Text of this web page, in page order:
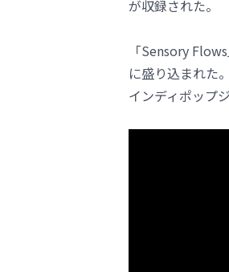
が収録された。
「Sensory
に盛り込まれた
インディポップ